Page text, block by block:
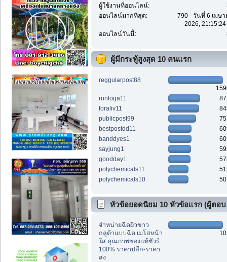
ผู้ใช้งานที่ออนไลน์:
ออนไลน์มากที่สุด:
790 - วันที่ 6 เมษ
2026,
ออนไลน์วันนี้:
ผู้มีกระทู้สูงสุด 10 คนแรก
reggularpost88
runtoga11
foraliv11
publicpost99
bestpostdd11
banddyes1
sayjung1
goodday1
polychemicals11
polychemicals10
หัวข้อยอดนิยม 10 หัวข้อแรก (ผู้ตอบ
สูงสุด)
จำหน่ายฉีดผิวขาว
กลูต้าแบบฉีด เมโสหน้า
ใส คุณภาพของแท้ชัวร์
100% ราคาปลีก-ราคา
ส่ง